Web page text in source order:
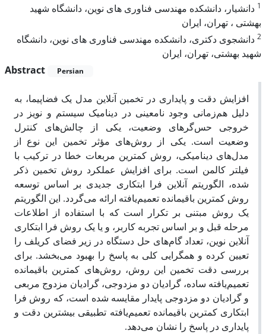
1 دانشیار، دانشکده مهندسی فناوری های نوین، دانشگاه شهید
بهشتی ، تهران، ایران
2 دانشجوی دکتری، دانشکده مهندسی فناوری های نوین، دانشگاه
شهید بهشتی، تهران، ایران
Abstract
Persian
افزایش دقت و پایداری‌ در تخمین آنلاین مدل یک فضاپیما، به
دلیل هم‌زمانی وجود نامعینی در دینامیک سیستم و نویز در
خروجی حس‌گرهای وضعیت، یکی از چالش‌های کنترل
وضعیت است. یکی از روش‌های مؤثر تخمین این نوع از
مدل‌های دینامیکی، روش کمترین مربعات خطا در ترکیب با
فیلتر کالمن است. برای افزایش عملکرد روش تخمین ذکر
شده، الگوریتم آنلاین فرا ابتکاری جدیدی بر اساس توسعه
روش کمترین باقیمانده تعمیم‌یافته ارائه می‌گردد. این الگوریتم
یک روش مبتنی بر تکرار است که با استفاده از اطلاعات
مرحله قبل و بر اساس تجربه کاربر، و یا یک روش فرا ابتکاری
آنلاین نوین، تعداد گام‌های حل دستگاه در زیر فضای کریلف را
تعیین کرده و همگرایی کلی به پاسخ را بهبود می‌بخشد. برای
بررسی دقت تخمین این روش، روش‌های کمترین باقیمانده
تعمیم‌یافته ساده، گرادیان دو مزدوجی، گرادیان مزدوج مربعی
و گرادیان دو مزدوجی پایدار مقایسه شده است، که روش فرا
ابتکاری کمترین باقیمانده تعمیم‌یافته تطبیقی بیشترین دقت و
پایداری در پاسخ را نشان می‌دهد.